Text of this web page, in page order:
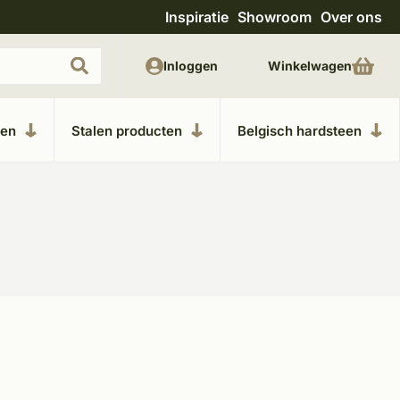
Uitgebreide showroom in Kesteren Unieke
Inspiratie Showroom Over ons
Stalen producten Belgisch hardsteen
Inloggen Winkelwagen